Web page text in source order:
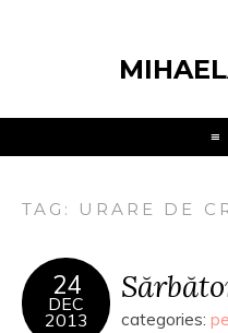
TAG: URARE DE
24
DEC
2013 categories: